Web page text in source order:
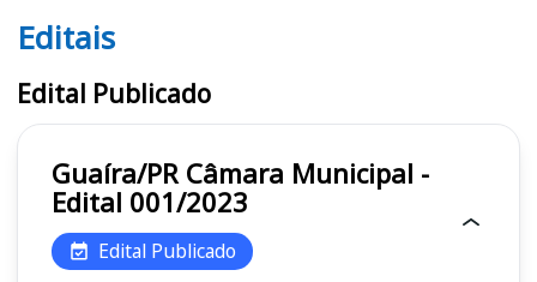
Editais
Editais
Edital Publicado
Guaíra/PR Câmara Municipal -
Edital 001/2023
Edital Publicado